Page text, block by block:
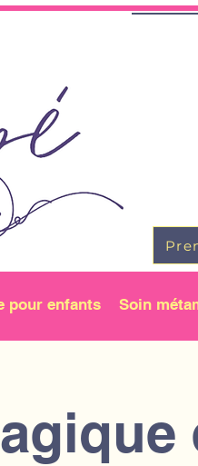
pour enfants Soin